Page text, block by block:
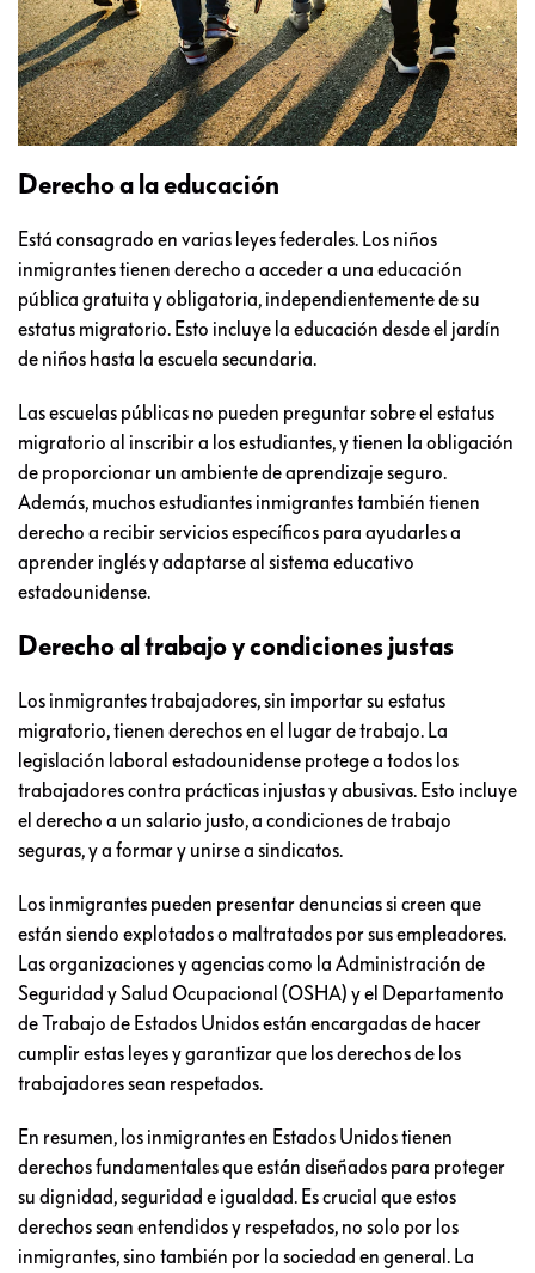
Derecho a la educación
Está consagrado en varias leyes federales. Los niños
inmigrantes tienen derecho a acceder a una educación
pública gratuita y obligatoria, independientemente de su
estatus migratorio. Esto incluye la educación desde el jardín
de niños hasta la escuela secundaria.
Las escuelas públicas no pueden preguntar sobre el estatus
migratorio al inscribir a los estudiantes, y tienen la obligación
de proporcionar un ambiente de aprendizaje seguro.
Además, muchos estudiantes inmigrantes también tienen
derecho a recibir servicios específicos para ayudarles a
aprender inglés y adaptarse al sistema educativo
estadounidense.
Derecho al trabajo y condiciones justas
Los inmigrantes trabajadores, sin importar su estatus
migratorio, tienen derechos en el lugar de trabajo. La
legislación laboral estadounidense protege a todos los
trabajadores contra prácticas injustas y abusivas. Esto incluye
el derecho a un salario justo, a condiciones de trabajo
seguras, y a formar y unirse a sindicatos.
Los inmigrantes pueden presentar denuncias si creen que
están siendo explotados o maltratados por sus empleadores.
Las organizaciones y agencias como la Administración de
Seguridad y Salud Ocupacional (OSHA) y el Departamento
de Trabajo de Estados Unidos están encargadas de hacer
cumplir estas leyes y garantizar que los derechos de los
trabajadores sean respetados.
En resumen, los inmigrantes en Estados Unidos tienen
derechos fundamentales que están diseñados para proteger
su dignidad, seguridad e igualdad. Es crucial que estos
derechos sean entendidos y respetados, no solo por los
inmigrantes, sino también por la sociedad en general. La